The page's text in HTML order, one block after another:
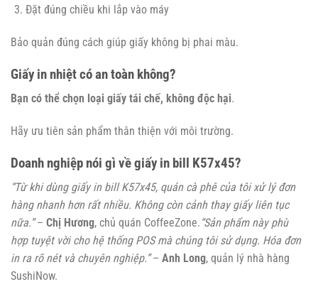
Đặt đúng chiều khi lắp vào máy
Bảo quản đúng cách giúp giấy không bị phai màu.
Giấy in nhiệt có an toàn không?
Bạn có thể chọn loại giấy tái chế, không độc hại.
Hãy ưu tiên sản phẩm thân thiện với môi trường.
Doanh nghiệp nói gì về giấy in bill K57x45?
“Từ khi dùng giấy in bill K57x45, quán cà phê của tôi xử lý đơn
hàng nhanh hơn rất nhiều. Không còn cảnh thay giấy liên tục
nữa.”– Chị Hương, chủ quán CoffeeZone. “Sản phẩm này phù
hợp tuyệt vời cho hệ thống POS mà chúng tôi sử dụng. Hóa đơn
in ra rõ nét và chuyên nghiệp.”– Anh Long, quản lý nhà hàng
SushiNow.